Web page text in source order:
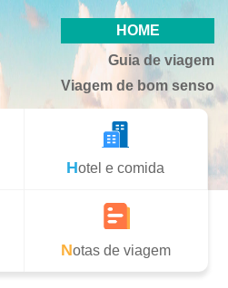
HOME
Guia de viagem
Viagem de bom senso
Hotel e comida
Notas de viagem